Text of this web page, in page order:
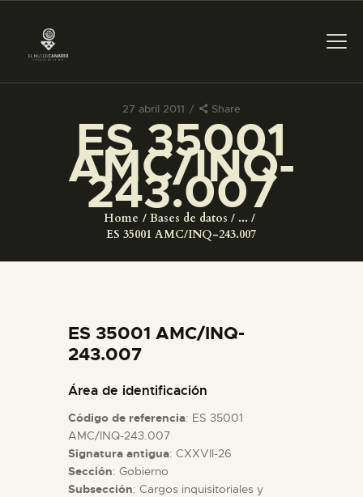
27 abril 2011 Share
ES 35001
AMC/INQ-
243.007
Home Bases de datos
...
ES 35001 AMC/INQ-243.007
PREPARAR LA VISITA
ACTIVIDADES
COLECCIONES
ESPAÑOL
PREPARAR LA VISITA
ES 35001 AMC/INQ-
243.007
Área de identificación
Código de referencia: ES 35001
AMC/INQ-243.007
Signatura antigua: CXXVII-26
Sección: Gobierno
Subsección: Cargos inquisitoriales y